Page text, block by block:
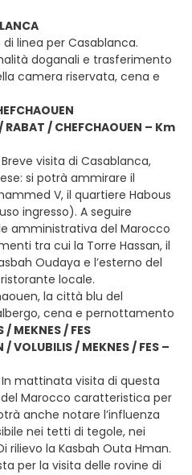
linea per Casablanca.
doganali e trasferimento
camera riservata, cena e
/ CHEFCHAOUEN – Km
visita di Casablanca,
si potrà ammirare il
V, il quartiere Habous
ingresso). A seguire
amministrativa del Marocco
tra cui la Torre Hassan, il
Oudaya e l’esterno del
ristorante locale.
la città blu del
cena e pernottamento
/ MEKNES / FES
VOLUBILIS / MEKNES / FES –
mattinata visita di questa
Marocco caratteristica per
anche notare l’influenza
nei tetti di tegole, nei
rilievo la Kasbah Outa Hman.
per la visita delle rovine di